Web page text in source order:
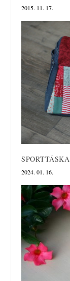
2015. 11. 17.
2024. 01. 16.